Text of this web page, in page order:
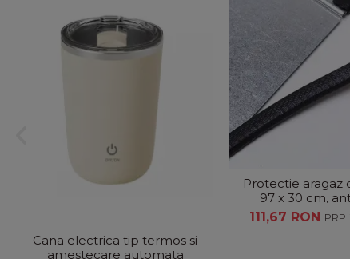
Cana electrica tip termos si
amestecare automata
Protectie aragaz
97 x 30 cm,
111,67 RON